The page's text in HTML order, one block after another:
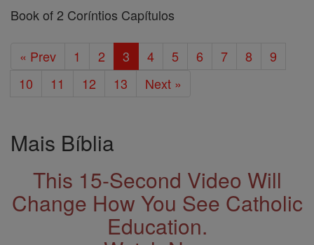
Book of 2 Coríntios Capítulos
« Prev 1 2 3 4 5 6 7 8
9
10
11 12 13 Next »
Mais Bíblia
This 15-Second Video Will
Change How You See Catholic
Education.